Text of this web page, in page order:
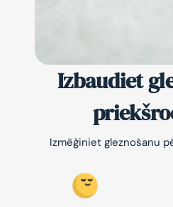
Izbaudiet
Izmēģiniet gleznošanu